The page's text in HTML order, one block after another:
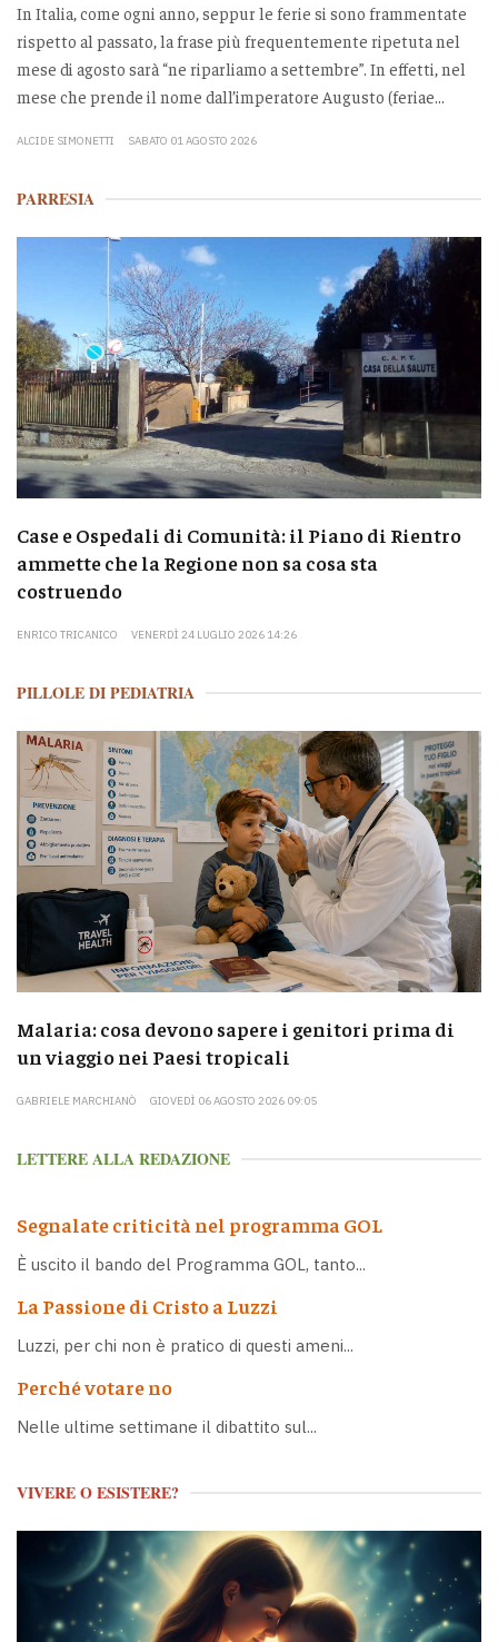
In Italia, come ogni anno, seppur le ferie si sono frammentate
rispetto al passato, la frase più frequentemente ripetuta nel
mese di agosto sarà “ne riparliamo a settembre”. In effetti, nel
mese che prende il nome dall’imperatore Augusto (feriae...
ALCIDE SIMONETTI SABATO 01 AGOSTO 2026
PARRESIA
Case e Ospedali di Comunità: il Piano di Rientro
ammette che la Regione non sa cosa sta
costruendo
ENRICO TRICANICO VENERDÌ 24 LUGLIO 2026 14:26
PILLOLE DI PEDIATRIA
Malaria: cosa devono sapere i genitori prima di
un viaggio nei Paesi tropicali
GABRIELE MARCHIANÒ GIOVEDÌ 06 AGOSTO 2026 09:05
LETTERE ALLA REDAZIONE
Segnalate criticità nel programma GOL
È uscito il bando del Programma GOL, tanto...
La Passione di Cristo a Luzzi
Luzzi, per chi non è pratico di questi ameni...
Perché votare no
Nelle ultime settimane il dibattito sul...
VIVERE O ESISTERE?